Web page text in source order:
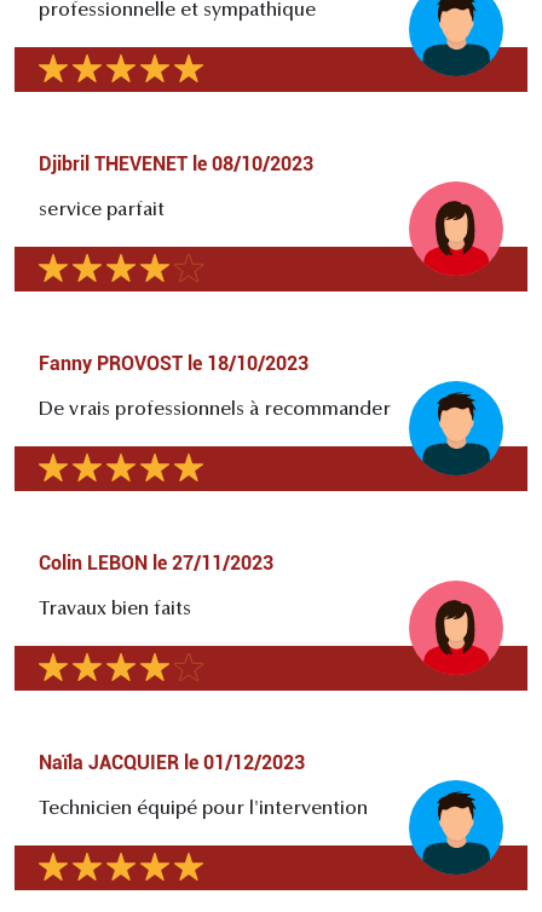
professionnelle et sympathique
Djibril THEVENET le 08/10/2023
service parfait
Fanny PROVOST le 18/10/2023
De vrais professionnels à recommander
Colin LEBON le 27/11/2023
Travaux bien faits
Naïla JACQUIER le 01/12/2023
Technicien équipé pour l'intervention